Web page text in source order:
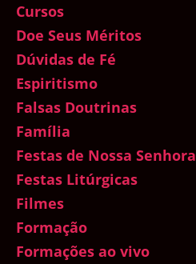
Cursos
Doe Seus Méritos
Dúvidas de Fé
Espiritismo
Falsas Doutrinas
Família
Festas de Nossa Senhora
Festas Litúrgicas
Filmes
Formação
Formações ao vivo